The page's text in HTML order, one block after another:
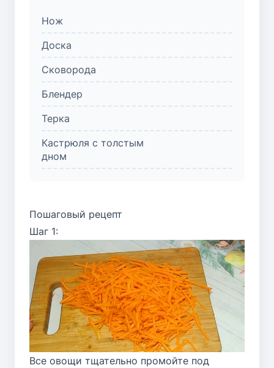
Нож
Доска
Сковорода
Блендер
Терка
Кастрюля с толстым
дном
Пошаговый рецепт
Шаг 1:
Все овощи тщательно промойте под